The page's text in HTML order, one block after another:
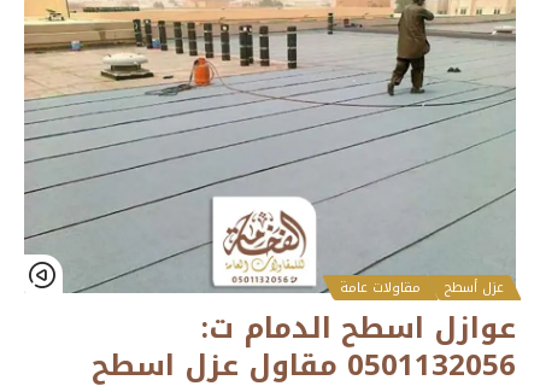
عزل أسطح مقاولات عامة
عوازل اسطح الدمام ت:
0501132056 مقاول عزل اسطح